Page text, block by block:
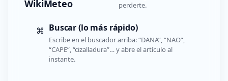
WikiMeteo
perderte.
⌘ Buscar (lo más rápido)
Escribe en el buscador arriba: “DANA”, “NAO”,
“CAPE”, “cizalladura”… y abre el artículo al
instante.